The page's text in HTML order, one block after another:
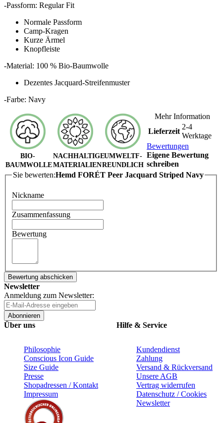
-Passform: Regular Fit
Normale Passform
Camp-Kragen
Kurze Ärmel
Knopfleiste
-Material: 100 % Bio-Baumwolle
Dezentes Jacquard-Streifenmuster
-Farbe: Navy
BIO-
BAUMWOLLE
NACHHALTIGE
MATERIALIEN
UMWELTF-
REUNDLICH
Mehr Information
Lieferzeit
2-4
Werktage
Bewertungen
Eigene Bewertung
schreiben
Sie bewerten:Hemd FORÉT Peer Jacquard Striped Navy
Nickname
Zusammenfassung
Bewertung
Bewertung abschicken
Newsletter
Anmeldung zum Newsletter:
Abonnieren
Über uns
Philosophie
Conscious Icon Guide
Size Guide
Presse
Shopadressen / Kontakt
Impressum
Hilfe & Service
Kundendienst
Zahlung
Versand & Rückversand
Unsere AGB
Vertrag widerrufen
Datenschutz / Cookies
Newsletter